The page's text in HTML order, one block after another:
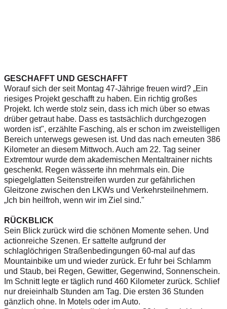
GESCHAFFT UND GESCHAFFT
Worauf sich der seit Montag 47-Jährige freuen wird? „Ein
riesiges Projekt geschafft zu haben. Ein richtig großes
Projekt. Ich werde stolz sein, dass ich mich über so etwas
drüber getraut habe. Dass es tastsächlich durchgezogen
worden ist", erzählte Fasching, als er schon im zweistelligen
Bereich unterwegs gewesen ist. Und das nach erneuten 386
Kilometer an diesem Mittwoch. Auch am 22. Tag seiner
Extremtour wurde dem akademischen Mentaltrainer nichts
geschenkt. Regen wässerte ihn mehrmals ein. Die
spiegelglatten Seitenstreifen wurden zur gefährlichen
Gleitzone zwischen den LKWs und Verkehrsteilnehmern.
„Ich bin heilfroh, wenn wir im Ziel sind."
RÜCKBLICK
Sein Blick zurück wird die schönen Momente sehen. Und
actionreiche Szenen. Er sattelte aufgrund der
schlaglöchrigen Straßenbedingungen 60-mal auf das
Mountainbike um und wieder zurück. Er fuhr bei Schlamm
und Staub, bei Regen, Gewitter, Gegenwind, Sonnenschein.
Im Schnitt legte er täglich rund 460 Kilometer zurück. Schlief
nur dreieinhalb Stunden am Tag. Die ersten 36 Stunden
gänzlich ohne. In Motels oder im Auto.